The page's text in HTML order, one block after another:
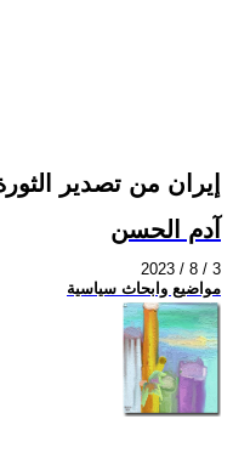
إيران من تصدير
آدم الحسن
2023 / 8 / 3
مواضيع وابحاث سياسية